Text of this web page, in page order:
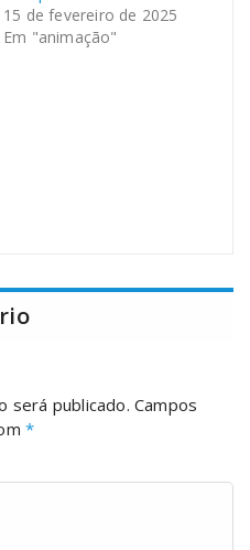
15 de fevereiro de 2025
Em "animação"
será publicado. Campos
*